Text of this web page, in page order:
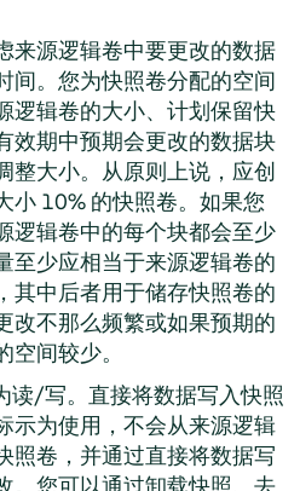
来源逻辑卷中要更改的数据
间。您为快照卷分配的空间
逻辑卷的大小、计划保留快
效期中预期会更改的数据块
整大小。从原则上说，应创
小 10% 的快照卷。如果您
逻辑卷中的每个块都会至少
至少应相当于来源逻辑卷的
其中后者用于储存快照卷的
改不那么频繁或如果预期的
间较少。
读/写。直接将数据写入快照
示为使用，不会从来源逻辑
照卷，并通过直接将数据写
。您可以通过卸载快照、去